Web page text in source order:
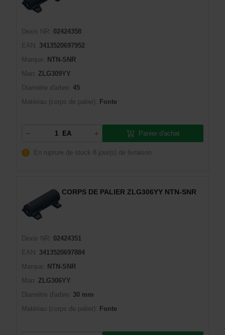
Dexis NR:
02424358
EAN:
3413520697952
Marque:
NTN-SNR
Man: ZLG309YY
Diamètre d'arbre: 45
Matériau (corps de palier):
Fonte
EA Panier d'achat
En rupture de stock 8 jour(s) de livraison
CORPS DE PALIER ZLG306YY NTN-SNR
Dexis NR:
02424351
EAN:
3413520697884
Marque:
NTN-SNR
Man: ZLG306YY
Diamètre d'arbre:
30 mm
Matériau (corps de palier):
Fonte